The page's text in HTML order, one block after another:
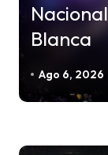
Blanca
Ago 6, 2026